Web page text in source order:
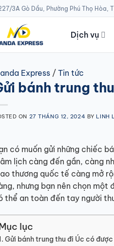
3A Gò Dầu, Phường Phú Thọ Hòa,
Dịch vụ
Express / Tin tức
bánh trung
ON 27 THÁNG 12, 2024 BYLINH
có muốn gửi những chiếc
lịch càng đến gần, càng
thương quốc tế càng mở
nhưng bạn nên chọn một
thể an toàn đến tay người
lục
Gửi bánh trung thu đi Úc có